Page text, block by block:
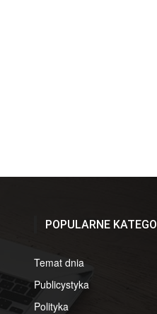
POPULARNE
Temat dnia
Publicystyka
Polityka